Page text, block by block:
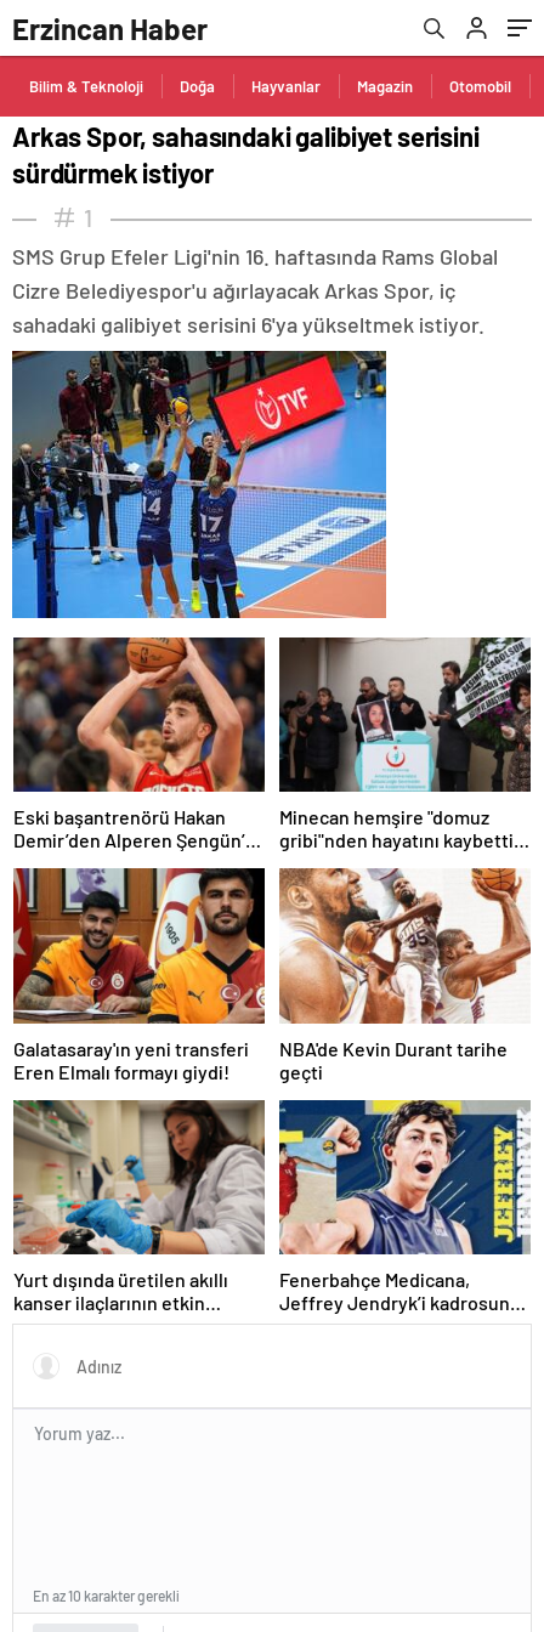
Erzincan Haber
Bilim & Teknoloji Doğa Hayvanlar Magazin Otomobil
Arkas Spor, sahasındaki galibiyet serisini
sürdürmek istiyor
1
SMS Grup Efeler Ligi'nin 16. haftasında Rams Global
Cizre Belediyespor'u ağırlayacak Arkas Spor, iç
sahadaki galibiyet serisini 6'ya yükseltmek istiyor.
Eski başantrenörü Hakan
Demir’den Alperen Şengün’e
övgü
Minecan hemşire "domuz
gribi"nden hayatını kaybetti –
Haberler | Sağlık Haberleri
Galatasaray'ın yeni transferi
Eren Elmalı formayı giydi!
NBA'de Kevin Durant tarihe
geçti
Yurt dışında üretilen akıllı
kanser ilaçlarının etkin
maddesi yerli imkanlarla
Fenerbahçe Medicana,
Jeffrey Jendryk’i kadrosuna
kattı
En az 10 karakter gerekli